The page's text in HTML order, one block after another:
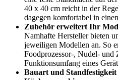
40 x 40 cm reicht in der
dagegen komfortabel in
Zubehör erweitert Ihr
Namhafte Hersteller bieten
jeweiligen Modellen an. So
Foodprozessor-, Nudel- und
Funktionsumfang eines
Bauart und